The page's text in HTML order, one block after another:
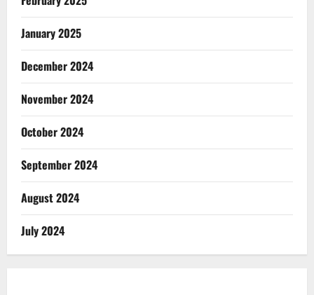
January 2025
December 2024
November 2024
October 2024
September 2024
August 2024
July 2024